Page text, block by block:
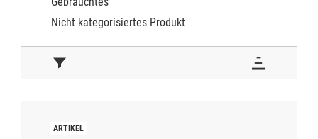
Nicht kategorisiertes Produkt